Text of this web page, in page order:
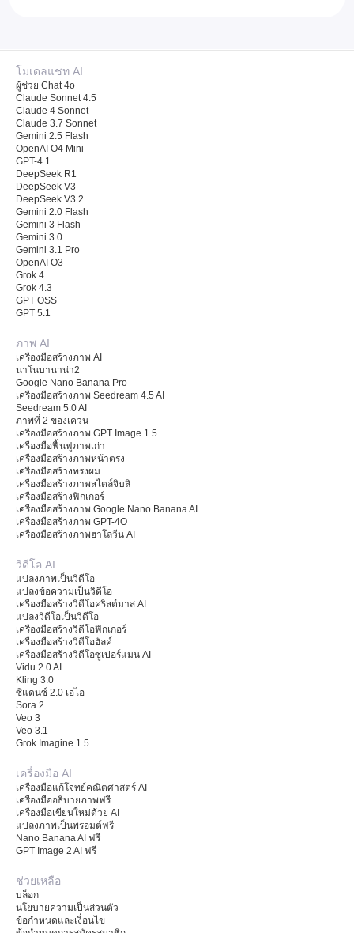
โมเดลแชท AI
ผู้ช่วย Chat 4o
Claude Sonnet 4.5
Claude 4 Sonnet
Claude 3.7 Sonnet
Gemini 2.5 Flash
OpenAI O4 Mini
GPT-4.1
DeepSeek R1
DeepSeek V3
DeepSeek V3.2
Gemini 2.0 Flash
Gemini 3 Flash
Gemini 3.0
Gemini 3.1 Pro
OpenAI O3
Grok 4
Grok 4.3
GPT OSS
GPT 5.1
ภาพ AI
เครื่องมือสร้างภาพ AI
นาโนบานาน่า2
Google Nano Banana Pro
เครื่องมือสร้างภาพ Seedream 4.5 AI
Seedream 5.0 AI
ภาพที่ 2 ของเควน
เครื่องมือสร้างภาพ GPT Image 1.5
เครื่องมือฟื้นฟูภาพเก่า
เครื่องมือสร้างภาพหน้าตรง
เครื่องมือสร้างทรงผม
เครื่องมือสร้างภาพสไตล์จิบลิ
เครื่องมือสร้างฟิกเกอร์
เครื่องมือสร้างภาพ Google Nano Banana AI
เครื่องมือสร้างภาพ GPT-4O
เครื่องมือสร้างภาพฮาโลวีน AI
วิดีโอ AI
แปลงภาพเป็นวิดีโอ
แปลงข้อความเป็นวิดีโอ
เครื่องมือสร้างวิดีโอคริสต์มาส AI
แปลงวิดีโอเป็นวิดีโอ
เครื่องมือสร้างวิดีโอฟิกเกอร์
เครื่องมือสร้างวิดีโอฮัลค์
เครื่องมือสร้างวิดีโอซูเปอร์แมน AI
Vidu 2.0 AI
Kling 3.0
ซีแดนซ์ 2.0 เอไอ
Sora 2
Veo 3
Veo 3.1
Grok Imagine 1.5
เครื่องมือ AI
เครื่องมือแก้โจทย์คณิตศาสตร์ AI
เครื่องมืออธิบายภาพฟรี
เครื่องมือเขียนใหม่ด้วย AI
แปลงภาพเป็นพรอมต์ฟรี
Nano Banana AI ฟรี
GPT Image 2 AI ฟรี
ช่วยเหลือ
บล็อก
นโยบายความเป็นส่วนตัว
ข้อกำหนดและเงื่อนไข